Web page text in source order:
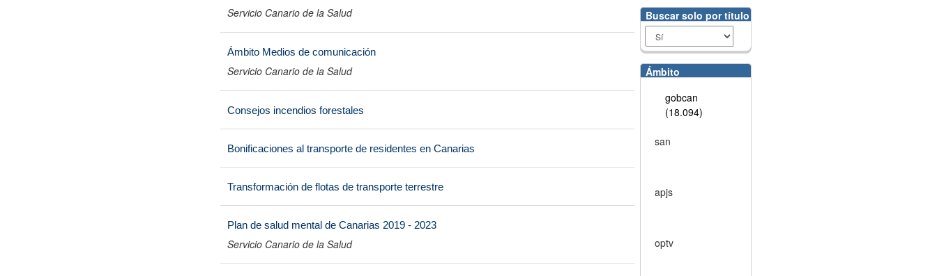
Servicio Canario de la Salud
Ámbito Medios de comunicación
Servicio Canario de la Salud
Consejos incendios forestales
Bonificaciones al transporte de residentes en Canarias
Transformación de flotas de transporte terrestre
Plan de salud mental de Canarias 2019 - 2023
Servicio Canario de la Salud
Buscar solo por título
Ámbito
gobcan
(18.094)
san
apjs
optv